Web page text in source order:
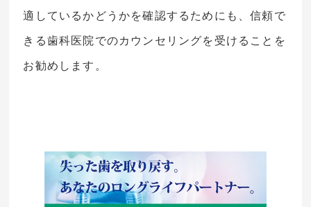
適しているかどうかを確認するためにも、信頼で
きる歯科医院でのカウンセリングを受けることを
お勧めします。